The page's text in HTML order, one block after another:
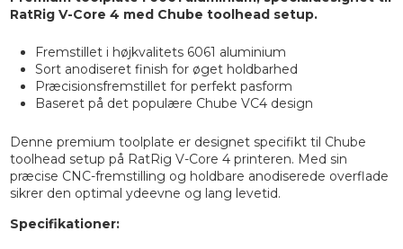
RatRig V-Core 4 med Chube toolhead setup.
Fremstillet i højkvalitets 6061 aluminium
Sort anodiseret finish for øget holdbarhed
Præcisionsfremstillet for perfekt pasform
Baseret på det populære Chube VC4 design
Denne premium toolplate er designet specifikt til Chube
toolhead setup på RatRig V-Core 4 printeren. Med sin
præcise CNC-fremstilling og holdbare anodiserede overflade
sikrer den optimal ydeevne og lang levetid.
Specifikationer: